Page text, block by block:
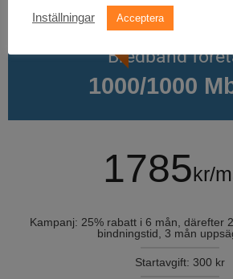
KAMPANJ
Bredband
1000/1000
1785 kr/
Kampanj: 25% rabatt i 6 mån, därefter
bindningstid, 3 mån
Startavgift: 300 kr
Inställningar Acceptera